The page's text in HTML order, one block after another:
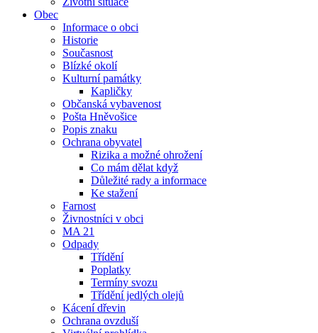
Obec
Informace o obci
Historie
Současnost
Blízké okolí
Kulturní památky
Kapličky
Občanská vybavenost
Pošta Hněvošice
Popis znaku
Ochrana obyvatel
Rizika a možné ohrožení
Co mám dělat když
Důležité rady a informace
Ke stažení
Farnost
Živnostníci v obci
MA 21
Odpady
Třídění
Poplatky
Termíny svozu
Třídění jedlých olejů
Kácení dřevin
Ochrana ovzduší